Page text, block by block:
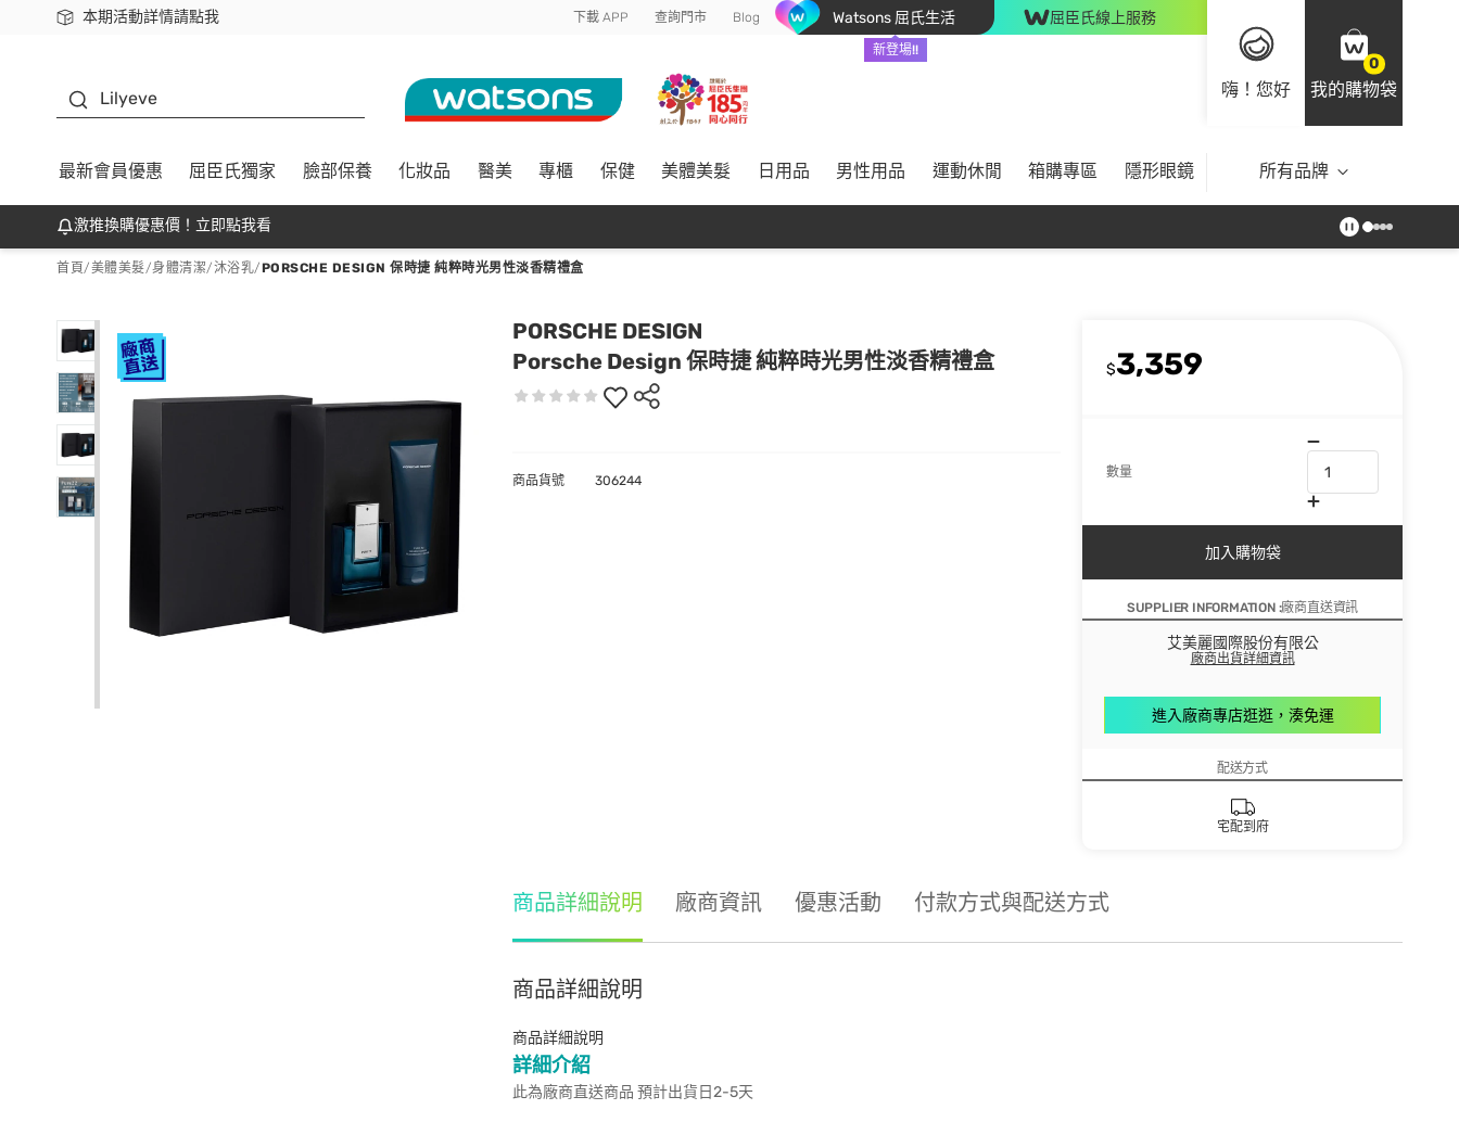
本期活動詳情請點我
下載app最高回饋$350 下載 APP 查詢門市 Blog Watsons 屈氏生活
新登場!!
屈臣氏線上服務
嗨！您好
0
我的購物袋
Lilyeve
最新會員優惠 屈臣氏獨家 臉部保養 化妝品 醫美 專櫃 保健 美體美髮 日用品 男性用品 運動休閒 箱購專區 隱形眼鏡 所有品牌
激推換購優惠價！立即點我看
首頁/美體美髮/身體清潔/沐浴乳/PORSCHE DESIGN 保時捷 純粹時光男性淡香精禮盒
PORSCHE DESIGN
Porsche Design 保時捷 純粹時光男性淡香精禮盒
$3,359
數量
加入購物袋
SUPPLIER INFORMATION :廠商直送資訊
艾美麗國際股份有限公
廠商出貨詳細資訊
進入廠商專店逛逛，湊免運
配送方式
宅配到府
商品貨號 306244
商品詳細說明 廠商資訊 優惠活動 付款方式與配送方式
商品詳細說明
商品詳細說明
詳細介紹
此為廠商直送商品 預計出貨日2-5天